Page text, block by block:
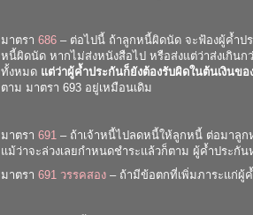
มาตรา 686 – ต่อไปนี้ ถ้าลูกหนี้ผิดนัด จะฟ้องผู้ค้ำป
หนี้ผิดนัด หากไม่ส่งหนังสือไป หรือส่งแต่ว่าส่งเกิน
ทั้งหมด แต่ว่าผู้ค้ำประกันก็ยังต้องรับผิดในต้นเงินข
ตาม มาตรา 693 อยู่เหมือนเดิม
มาตรา 691 – ถ้าเจ้าหนี้ไปลดหนี้ให้ลูกหนี้ ต่อมาลู
แม้ว่าจะล่วงเลยกำหนดชำระแล้วก็ตาม ผู้ค้ำประกั
มาตรา 691 วรรคสอง – ถ้ามีข้อตกที่เพิ่มภาระแก่ผู้